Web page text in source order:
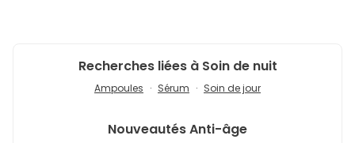
Recherches liées à Soin de nuit
Ampoules Sérum Soin de jour
NouveautésAnti-âge